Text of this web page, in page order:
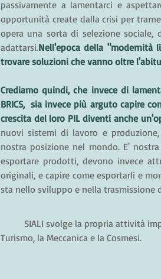
passivamente a lamentarci e
opportunità create dalla crisi per
opera una sorta di selezione
adattarsi.Nell'epoca della "modernità
trovare soluzioni che vanno oltre
Crediamo quindi, che invece di
BRICS,  sia invece più arguto capire
crescita del loro PIL diventi anche
nuovi sistemi di lavoro e
nostra posizione nel mondo. E'
esportare prodotti, devono invece
originali, e capire come esportarli e
sta nello sviluppo e nella trasmissione
SIALI svolge la propria attività
Turismo, la Meccanica e la Cosmesi.